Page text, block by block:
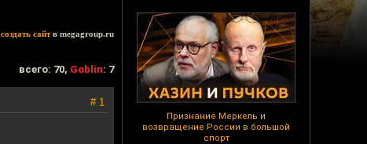
Признание Меркель и
возвращение России в большой
спорт
создать сайтв megagroup.ru
всего: 70, Goblin: 7
# 1